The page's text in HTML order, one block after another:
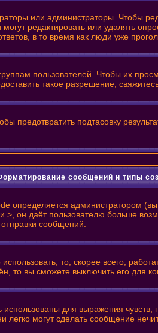
или администраторы. Чтобы
редактировать или удалять
в то время как люди уже
пользователей. Чтобы их
такое разрешение,
предотвратить подтасовку
сообщений и типы
определяется администратором
>, он даёт пользователю больше
сообщений.
то, скорее всего,
то вы сможете выключить его для
для выражения
легко могут сделать сообщение